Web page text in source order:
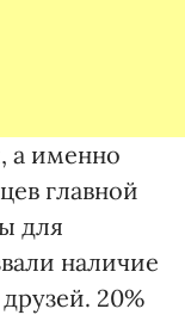
а именно
главной
для
наличие
20%